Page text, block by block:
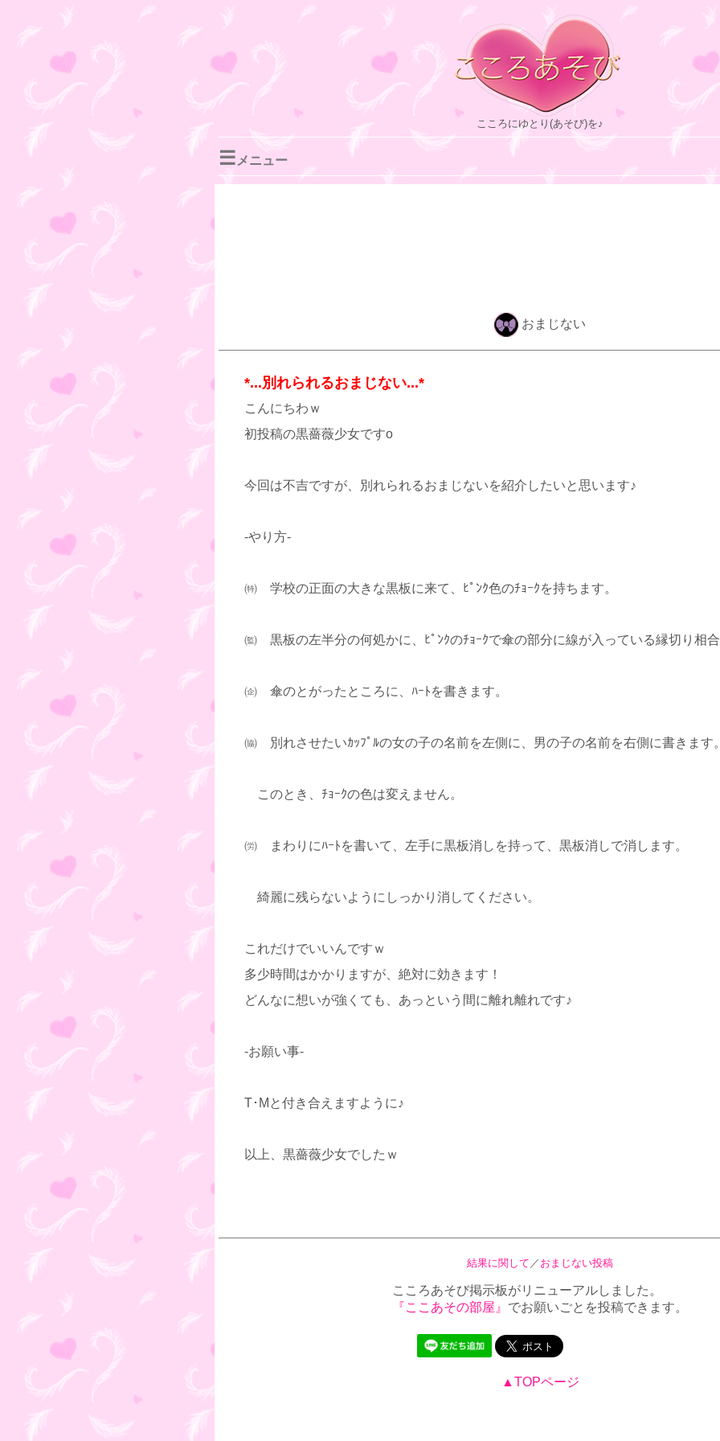
こころにゆとり(あそび)を♪
☰ メニュー
おまじない
*...別れられるおまじない...*
こんにちわｗ
初投稿の黒薔薇少女ですo
今回は不吉ですが、別れられるおまじないを紹介したいと思います♪
-やり方-
㈵ 学校の正面の大きな黒板に来て、ﾋﾟﾝｸ色のﾁｮｰｸを持ちます。
㈼ 黒板の左半分の何処かに、ﾋﾟﾝｸのﾁｮｰｸで傘の部分に線が入っている縁切り相
㈽ 傘のとがったところに、ﾊｰﾄを書きます。
㈿ 別れさせたいｶｯﾌﾟﾙの女の子の名前を左側に、男の子の名前を右側に書きます
このとき、ﾁｮｰｸの色は変えません。
㈸ まわりにﾊｰﾄを書いて、左手に黒板消しを持って、黒板消しで消します。
綺麗に残らないようにしっかり消してください。
これだけでいいんですｗ
多少時間はかかりますが、絶対に効きます！
どんなに想いが強くても、あっという間に離れ離れです♪
-お願い事-
T･Mと付き合えますように♪
以上、黒薔薇少女でしたｗ
結果に関して ／ おまじない投稿
こころあそび掲示板がリニューアルしました。
『ここあその部屋』 でお願いごとを投稿できます。
▲TOPページ